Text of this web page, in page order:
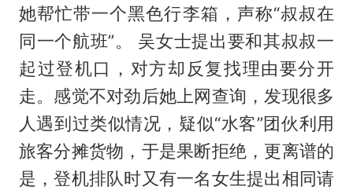
她帮忙带一个黑色行李箱，声称“叔叔在
同一个航班”。 吴女士提出要和其叔叔一
起过登机口，对方却反复找理由要分开
走。感觉不对劲后她上网查询，发现很多
人遇到过类似情况，疑似“水客”团伙利用
旅客分摊货物，于是果断拒绝，更离谱的
是，登机排队时又有一名女生提出相同请